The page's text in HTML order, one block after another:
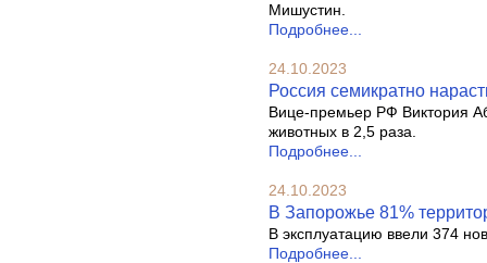
Мишустин.
Подробнее...
24.10.2023
Россия семикратно
Вице-премьер РФ Виктория
животных в 2,5 раза.
Подробнее...
24.10.2023
В Запорожье 81%
В эксплуатацию ввели 374
Подробнее...